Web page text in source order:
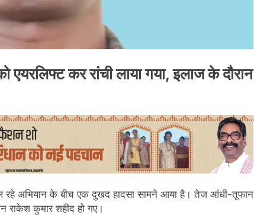
कर रांची लाया गया, इलाज के दौरान
अभियान के बीच एक दुखद हादसा सामने आया है। तेज आंधी-तूफान
राकेश कुमार शहीद हो गए।